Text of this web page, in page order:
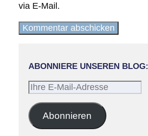
via E-Mail.
ABONNIERE UNSEREN BLOG:
Ihre
Mail-
Adresse
Abonnieren